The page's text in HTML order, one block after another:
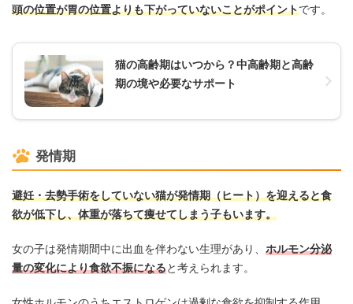
頭の位置が胃の位置よりも下がっていないことがポイントです。
猫の高齢期はいつから？中高齢期と高齢
期の境や必要なサポート
発情期
避妊・去勢手術をしていない猫が発情期（ヒート）を迎えると食
欲が低下し、体重が落ちて痩せてしまう子もいます。
女の子は発情期間中に出血を伴わない生理があり、 ホルモン分泌
量の変化により食欲不振になると考えられます。